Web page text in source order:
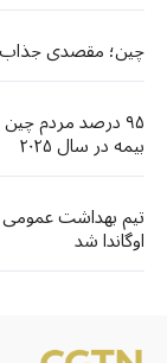
چین؛ مقصدی جذاب
۹۵ درصد مردم
بیمه در سال ۲۰۲۵
تیم بهداشت عمومی
اوگاندا شد